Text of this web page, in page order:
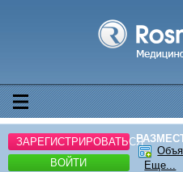
ЗАРЕГИСТРИРОВАТЬСЯ
ВОЙТИ
Еще...